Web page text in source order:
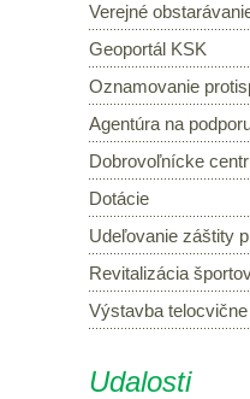
Verejné
Geoportál KSK
Oznamovanie
Agentúra na
Dobrovoľnícke
Dotácie
Udeľovanie záštity
Revitalizácia
Výstavba
Udalosti